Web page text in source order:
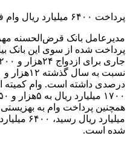
پرداخت ۶۴۰۰ میلیارد ریال وام فرزندآوری در ماه
مدیرعامل بانک قرض‌الحسنه مهر
پرداخت شده از سوی این بانک
میلیارد
شده است.